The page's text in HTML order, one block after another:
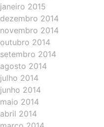
janeiro 2015
dezembro 2014
novembro 2014
outubro 2014
setembro 2014
agosto 2014
julho 2014
junho 2014
maio 2014
abril 2014